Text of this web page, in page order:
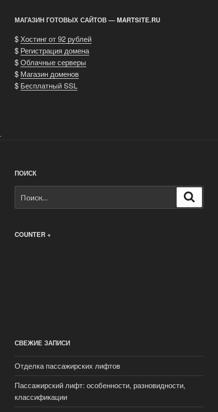
МАГАЗИН ГОТОВЫХ САЙТОВ — MARTSITE.RU
$ Хостинг от 92 рублей
$ Регистрация домена
$Облачные серверы
$ Магазин доменов
$ Бесплатный SSL
.
ПОИСК
COUNTER +
СВЕЖИЕ ЗАПИСИ
Отделка пассажирских лифтов
Пассажирский лифт: особенности, разновидности,
классификации